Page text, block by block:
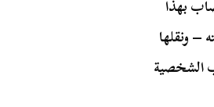
بهذا
– ونقلها
الشخصية